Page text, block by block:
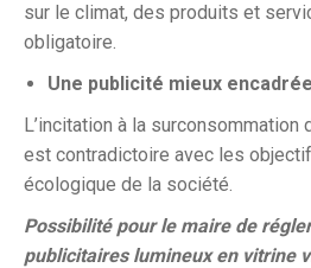
sur le climat, des produits et
obligatoire.
Une publicité mieux encadrée
L’incitation à la
est contradictoire avec les
écologique de la société.
Possibilité pour le maire de
publicitaires lumineux en vitrine